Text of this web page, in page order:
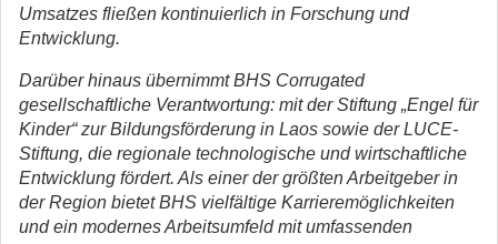
Umsatzes fließen kontinuierlich in Forschung und
Entwicklung.
Darüber hinaus übernimmt BHS Corrugated
gesellschaftliche Verantwortung: mit der Stiftung „Engel für
Kinder“ zur Bildungsförderung in Laos sowie der LUCE-
Stiftung, die regionale technologische und wirtschaftliche
Entwicklung fördert. Als einer der größten Arbeitgeber in
der Region bietet BHS vielfältige Karrieremöglichkeiten
und ein modernes Arbeitsumfeld mit umfassenden